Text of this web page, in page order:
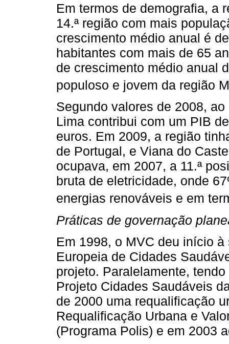
Em termos de demografia, a
14.ª região com mais
crescimento médio anual é
habitantes com mais de 65
de crescimento médio anual
populoso e jovem da região
Segundo valores de 2008,
Lima contribui com um PIB
euros. Em 2009, a região
de Portugal, e Viana do
ocupava, em 2007, a 11.ª
bruta de eletricidade, onde
energias renováveis e em
Práticas de governação
Em 1998, o MVC deu início
Europeia de Cidades
projeto. Paralelamente,
Projeto Cidades Saudáveis
de 2000 uma requalificação
Requalificação Urbana e
(Programa Polis) e em 2003